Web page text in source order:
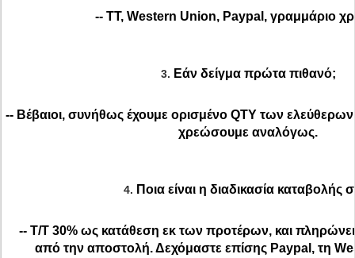
-- TT, Western Union, Paypal, γραμμάριο
3. Εάν δείγμα πρώτα πιθανό;
-- Βέβαιοι, συνήθως έχουμε ορισμένο QTY των
χρεώσουμε αναλόγως.
4. Ποια είναι η διαδικασία καταβολής
-- T/T 30% ως κατάθεση εκ των προτέρων, και
από την αποστολή. Δεχόμαστε επίσης Paypal, τη